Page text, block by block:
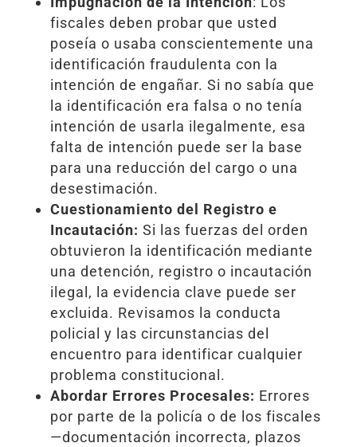
fiscales deben probar que usted
poseía o usaba conscientemente una
identificación fraudulenta con la
intención de engañar. Si no sabía que
la identificación era falsa o no tenía
intención de usarla ilegalmente, esa
falta de intención puede ser la base
para una reducción del cargo o una
desestimación.
Cuestionamiento del Registro e
Incautación: Si las fuerzas del orden
obtuvieron la identificación mediante
una detención, registro o incautación
ilegal, la evidencia clave puede ser
excluida. Revisamos la conducta
policial y las circunstancias del
encuentro para identificar cualquier
problema constitucional.
Abordar Errores Procesales: Errores
por parte de la policía o de los fiscales
—documentación incorrecta, plazos